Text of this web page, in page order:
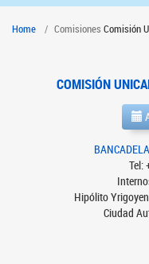
Home Comisiones Comisión
COMISIÓN
Tel:
Hipólito
Ciudad